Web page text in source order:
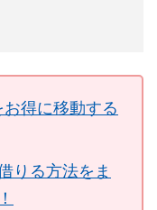
得に移動する
りる方法をま